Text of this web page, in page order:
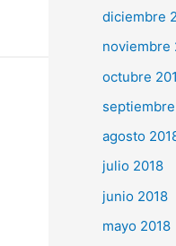
diciembre
noviembre
octubre
agosto
julio 2018
junio 2018
mayo 2018